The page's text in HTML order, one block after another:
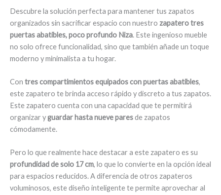
Descubre la solución perfecta para mantener tus zapatos
organizados sin sacrificar espacio con nuestro zapatero tres
puertas abatibles, poco profundo Niza. Este ingenioso mueble
no solo ofrece funcionalidad, sino que también añade un toque
moderno y minimalista a tu hogar.
Con tres compartimientos equipados con puertas abatibles,
este zapatero te brinda acceso rápido y discreto a tus zapatos.
Este zapatero cuenta con una capacidad que te permitirá
organizar yguardar hasta nueve paresde zapatos
cómodamente.
Pero lo que realmente hace destacar a este zapatero es su
profundidad de solo 17 cm, lo que lo convierte en la opción ideal
para espacios reducidos. A diferencia de otros zapateros
voluminosos, este diseño inteligente te permite aprovechar al